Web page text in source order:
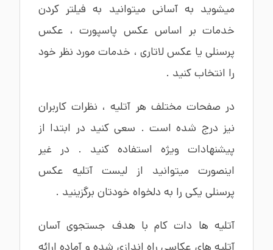
میشوید به آسانی میتوانید به فیلتر کردن
خدمات بر اساس عکس پاسپورت ، عکس
پرسنلی یا عکس لاتاری ، خدمات مورد نظر خود
را انتخاب کنید .
در صفحات مختلف هر آتلیه ، نظرات کاربران
نیز درج شده است . سعی کنید در ابتدا از
پیشنهادات ویژه استفاده کنید . در غیر
اینصورت میتوانید از لیست آتلیه عکس
پرسنلی یکی را به دلخواه خودتان برگزینید .
آتلیه ها دات کام با هدف جستجوی آسان
آتلیه های عکاسی راه اندازی شده و آماده ارائه